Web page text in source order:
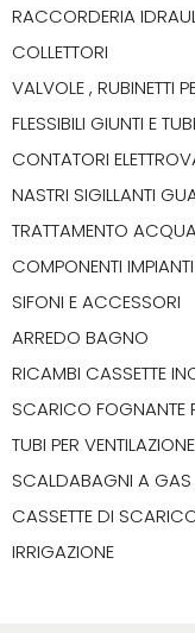
RACCORDERIA
COLLETTORI
VALVOLE , RUBINETTI
FLESSIBILI GIUNTI E
CONTATORI
NASTRI SIGILLANTI
TRATTAMENTO
COMPONENTI
SIFONI E ACCESSORI
ARREDO BAGNO
RICAMBI CASSETTE
SCARICO FOGNANTE
TUBI PER
SCALDABAGNI A GAS
CASSETTE DI
IRRIGAZIONE